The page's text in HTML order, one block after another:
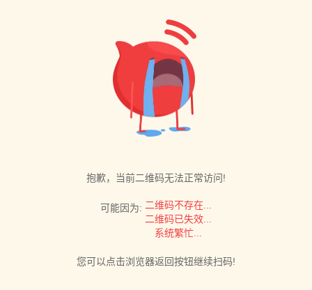
抱歉，当前二维码无法正常访问!
可能因为: 二维码不存在...
二维码已失效...
系统繁忙...
您可以点击浏览器返回按钮继续扫码!